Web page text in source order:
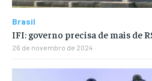
Brasil
IFI: governo precisa de mais de
26 de novembro de 2024